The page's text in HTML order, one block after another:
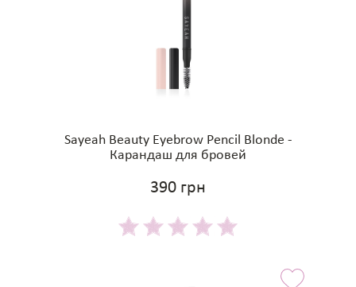
Sayeah Beauty Eyebrow Pencil Blonde -
Карандаш для бровей
390 грн